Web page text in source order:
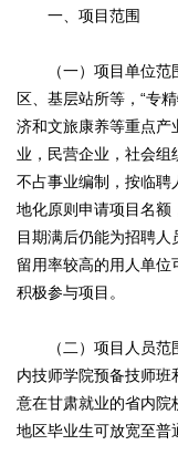
一、项目范围
（一）项目单位范
区、基层站所等，“专
济和文旅康养等重点产
业，民营企业，社会组
不占事业编制，按临聘
地化原则申请项目名额
目期满后仍能为招聘
留用率较高的用人单位
积极参与项目。
（二）项目人员范
内技师学院预备技师
意在甘肃就业的省内院
地区毕业生可放宽至普